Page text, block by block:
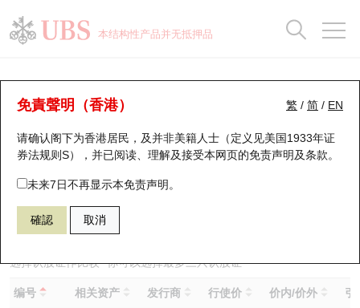
本结构性产品并无抵押品
繁 / 简 / EN
免責聲明（香港）
请确认阁下为香港居民，及并非美籍人士（定义见美国1933年证
券法规则S），并已阅读、理解及接受本网页的免责声明及条款。
未来7日不再显示本免责声明。
確認 取消
认股证分析仪
表现 街货统计 比较
13424 瑞银认购 3888 金山软件
选择认股证作比较*你可以选择最多三只认股证
编号 相关资产 发行商 行使价 价内/价外 引
瑞银认股证一览
新发行瑞银认股证
即将到期认股证
认股证到期结算价查找
认股证分析仪
认股证速算机
街货统计
比较
牛熊全景快搜
牛熊证搜寻
牛熊证街货分布图
正股牛熊证列表
新发行瑞银牛熊证
已收回牛熊证剩余价值
街货统计
比较
十大升幅/跌幅
十大认股证成交分布
十天股证占大市成交
资金流
街货统计
三十大平均引伸波幅
正股分析仪
二十大活跃股份
恒指成份股
国指成份股
科指成份股
相关资产沽空
持股比重
显示所有持股比重
每月轮证大市专题
轮证专栏
讲座及教育短片
认股证投资者教育
牛熊证投资者教育
认股证牛熊证常问问题